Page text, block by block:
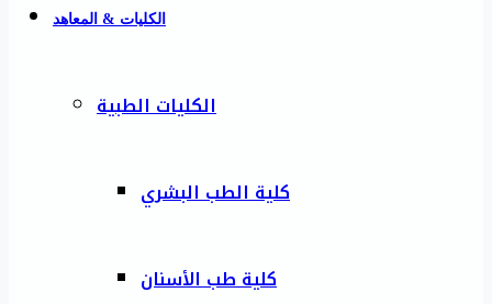
الكليات & المعاهد
الكليات الطبية
كلية الطب البشري
كلية طب الأسنان